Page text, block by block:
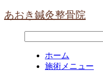
あおき鍼灸整骨院
ホーム
施術メニュー